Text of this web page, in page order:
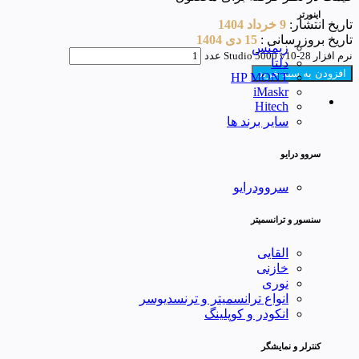
اینورتر
زیمنس
دلتا
HP MONT
iMaskr
Hitech
سایر برند ها
سروو درایو
سروودرایو
سنسور و ترانسمیتر
القایی
خازنی
نوری
انواع ترانسمیتر و ترنسدیوسر
انکودر و کوپلینگ
کنترلر و نمایشگر
تاریخ انتشار: 9 خرداد 1404
تاریخ بروزرسانی : 15 دی 1404
نرم افزار Studio 5000 v10-28 عدد
افزودن به سبد خرید